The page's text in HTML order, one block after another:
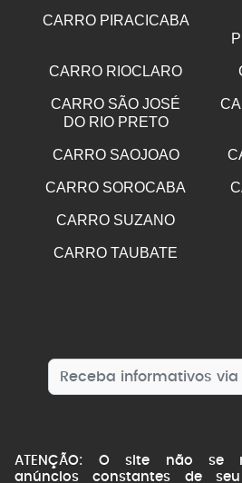
CARRO PIRACICABA
CARRO RIOCLARO
CARRO SÃO JOSÉ
DO RIO PRETO
CARRO SAOJOAO
CARRO SOROCABA
CARRO SUZANO
CARRO TAUBATE
ATENÇÃO: O site não se
anúncios constantes de